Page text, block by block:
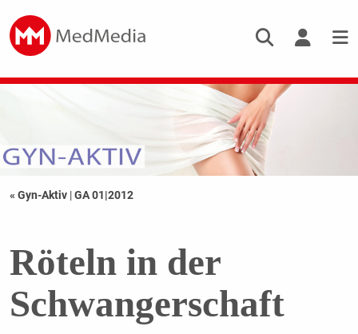
« Gyn-Aktiv |GA 01|2012
Röteln in der
Schwangerschaft